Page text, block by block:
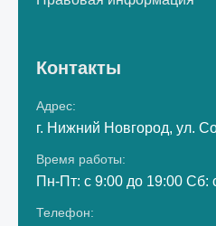
Контакты
Адрес:
г. Нижний Новгород, ул.
Время работы:
Пн-Пт: с 9:00 до 19:00 Сб:
Телефон: